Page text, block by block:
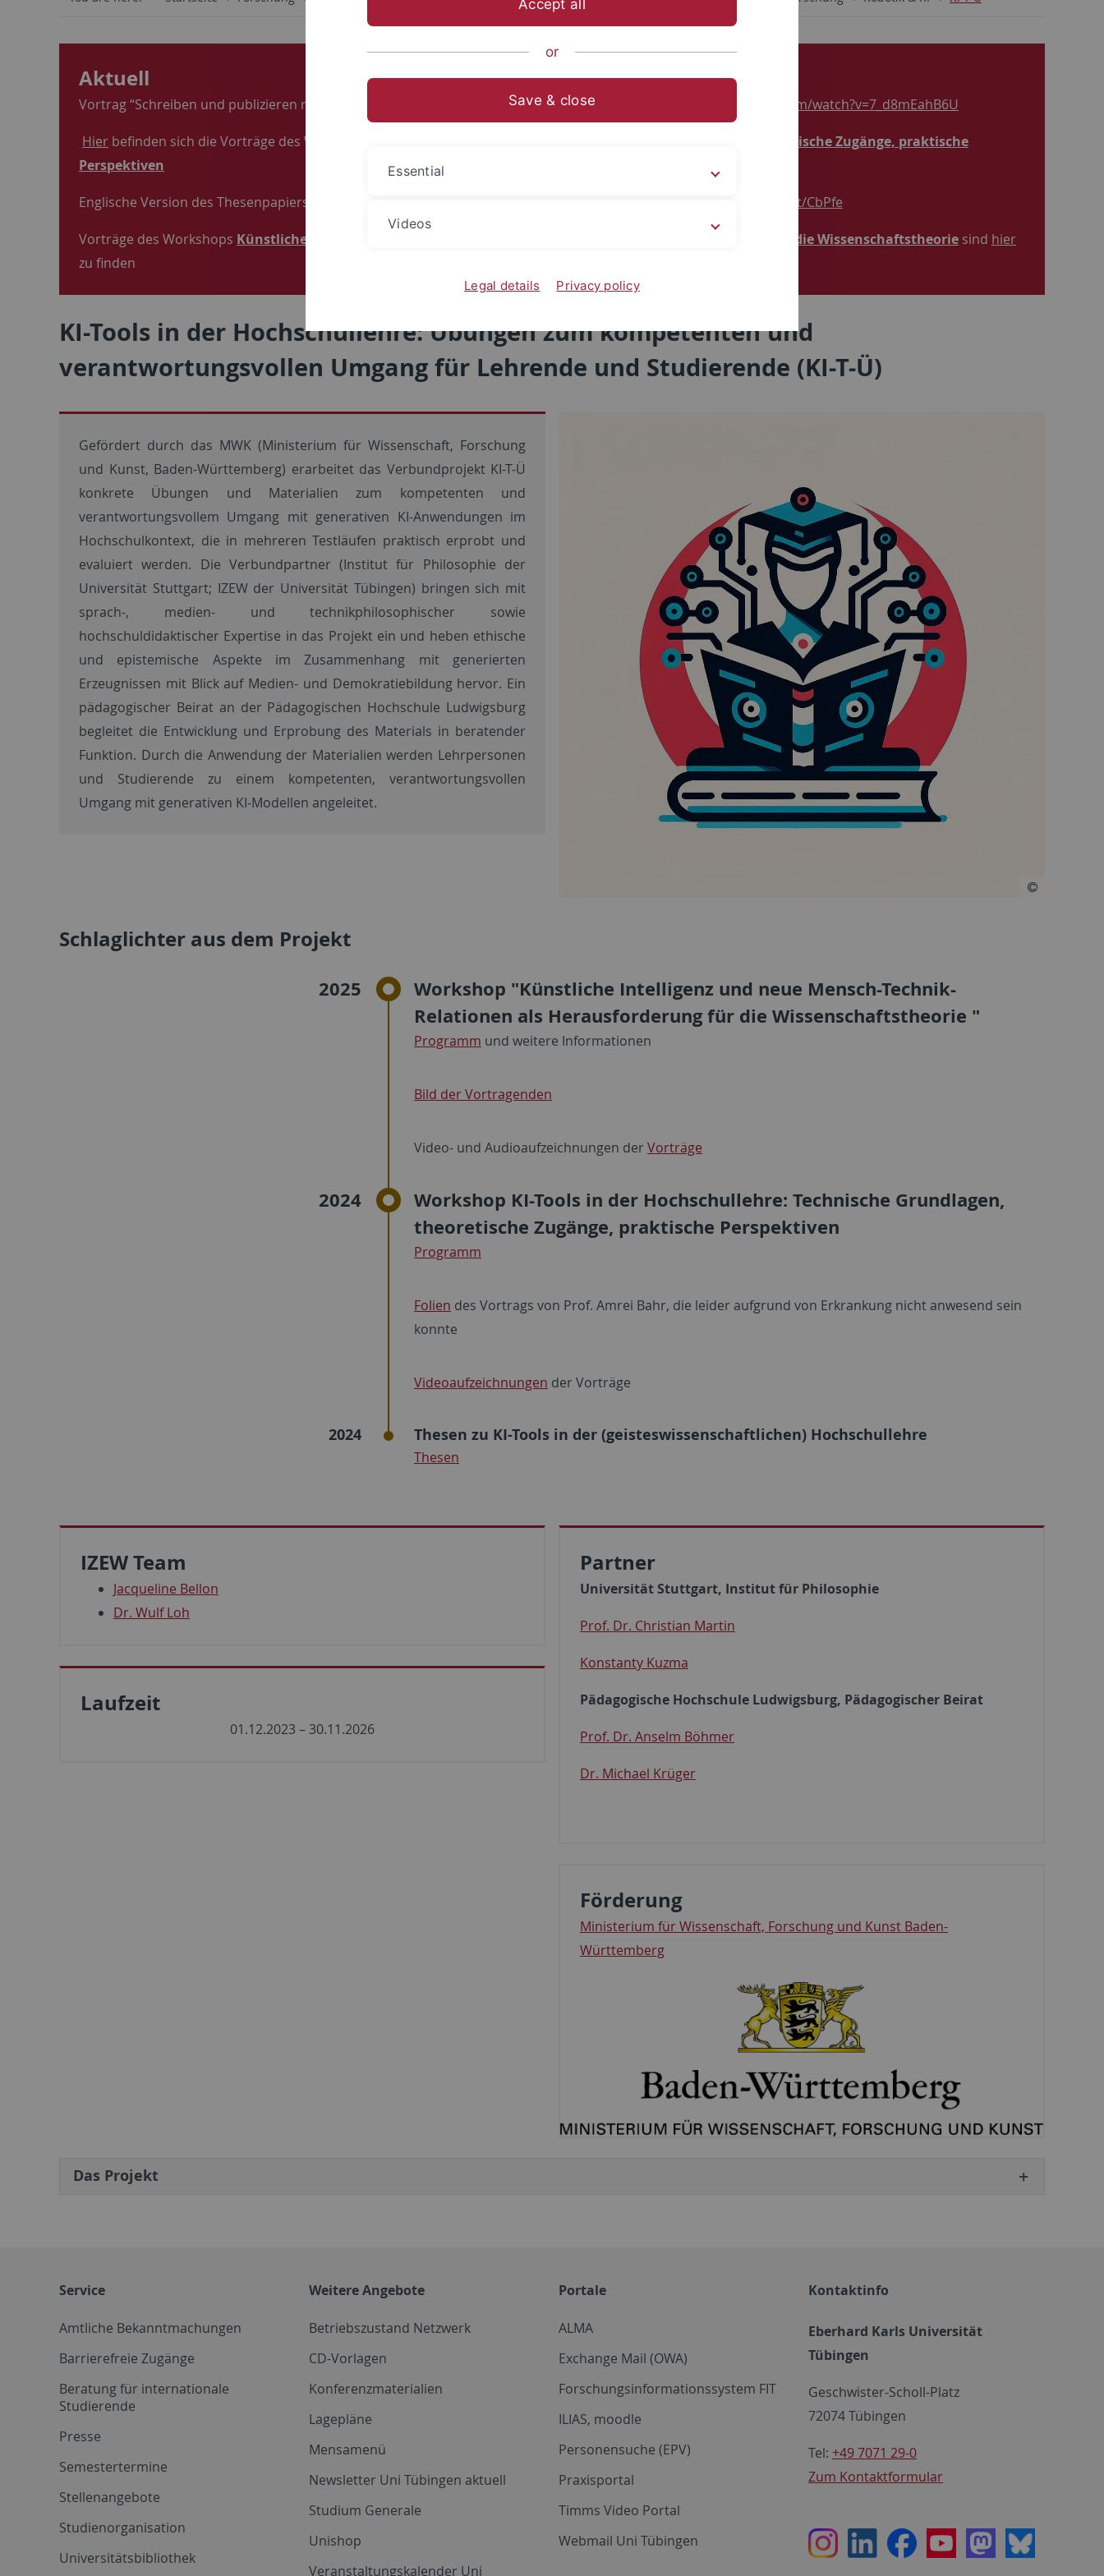
Aktuell
Vortrag “Schreiben und publizieren mit und ohne KI - akademische Integrität und Identität”: https://www.youtube.com/watch?v=7_d8mEahB6U
Hier befinden sich die Vorträge des Workshops
KI-Tools in der Hochschullehre – Technische Grundlagen, theoretische Zugänge, praktische
Perspektiven
Englische Version des Thesenpapiers zu KI-Tools und Hochschullehre (kann kommentiert werden): https://shorturl.at/CbPfe
Vorträge des Workshops Künstliche Intelligenz und neue Mensch-Technik-Relationen als Herausforderung für die Wissenschaftstheorie sind hier
zu finden
KI-Tools in der Hochschullehre: Übungen zum kompetenten und
verantwortungsvollen Umgang für Lehrende und Studierende (KI-T-Ü)
Gefördert durch das MWK (Ministerium für Wissenschaft, Forschung
und Kunst, Baden-Württemberg) erarbeitet das Verbundprojekt KI-T-Ü
konkrete Übungen und Materialien zum kompetenten und
verantwortungsvollem Umgang mit generativen KI-Anwendungen im
Hochschulkontext, die in mehreren Testläufen praktisch erprobt und
evaluiert werden. Die Verbundpartner (Institut für Philosophie der
Universität Stuttgart; IZEW der Universität Tübingen) bringen sich mit
sprach-, medien- und technikphilosophischer sowie
hochschuldidaktischer Expertise in das Projekt ein und heben ethische
und epistemische Aspekte im Zusammenhang mit generierten
Erzeugnissen mit Blick auf Medien- und Demokratiebildung hervor. Ein
pädagogischer Beirat an der Pädagogischen Hochschule Ludwigsburg
begleitet die Entwicklung und Erprobung des Materials in beratender
Funktion. Durch die Anwendung der Materialien werden Lehrpersonen
und Studierende zu einem kompetenten, verantwortungsvollen
Umgang mit generativen KI-Modellen angeleitet.
Schlaglichter aus dem Projekt
2025
Workshop "Künstliche Intelligenz und neue Mensch-Technik-
Relationen als Herausforderung für die Wissenschaftstheorie "
Programm und weitere Informationen
Bild der Vortragenden
Video- und Audioaufzeichnungen der Vorträge
2024
Workshop KI-Tools in der Hochschullehre: Technische Grundlagen,
theoretische Zugänge, praktische Perspektiven
Programm
Folien des Vortrags von Prof. Amrei Bahr, die leider aufgrund von Erkrankung nicht anwesend sein
konnte
Videoaufzeichnungen der Vorträge
2024 Thesen zu KI-Tools in der (geisteswissenschaftlichen) Hochschullehre
Thesen
IZEW Team
Jacqueline Bellon
Dr. Wulf Loh
Laufzeit
01.12.2023 – 30.11.2026
Partner
Universität Stuttgart, Institut für Philosophie
Prof. Dr. Christian Martin
Konstanty Kuzma
Pädagogische Hochschule Ludwigsburg, Pädagogischer Beirat
Prof. Dr. Anselm Böhmer
Dr. Michael Krüger
Förderung
Ministerium für Wissenschaft, Forschung und Kunst Baden-
Württemberg
Das Projekt
Service
Amtliche Bekanntmachungen
Barrierefreie Zugänge
Beratung für internationale
Studierende
Presse
Semestertermine
Stellenangebote
Studienorganisation
Universitätsbibliothek
Weitere Angebote
Betriebszustand Netzwerk
CD-Vorlagen
Konferenzmaterialien
Lagepläne
Mensamenü
Newsletter Uni Tübingen aktuell
Studium Generale
Unishop
Veranstaltungskalender Uni
Portale
ALMA
Exchange Mail (OWA)
Forschungsinformationssystem FIT
ILIAS, moodle
Personensuche (EPV)
Praxisportal
Timms Video Portal
Webmail Uni Tübingen
Kontaktinfo
Eberhard Karls Universität
Tübingen
Geschwister-Scholl-Platz
72074 Tübingen
Tel: +49 7071 29-0
Zum Kontaktformular
InstagramLinkedInFacebookYoutubeMastodon
Bluesky
Accept all
or
Save & close
Essential
Videos
Legal details Privacy policy